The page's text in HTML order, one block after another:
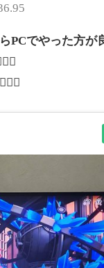
でやった方が